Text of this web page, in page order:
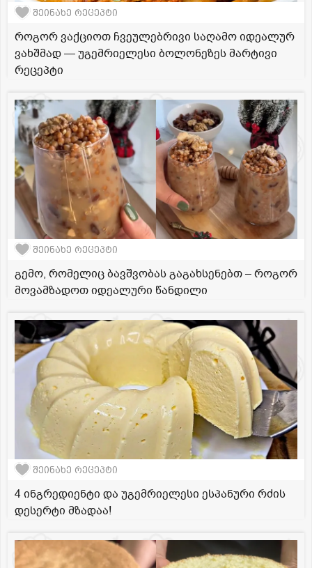
შეინახე რეცეპტი
როგორ ვაქციოთ ჩვეულებრივი საღამო იდეალურ
ვახშმად — უგემრიელესი ბოლონეზეს მარტივი
რეცეპტი
შეინახე რეცეპტი
გემო, რომელიც ბავშვობას გაგახსენებთ – როგორ
მოვამზადოთ იდეალური წანდილი
შეინახე რეცეპტი
4 ინგრედიენტი და უგემრიელესი ესპანური რძის
დესერტი მზადაა!